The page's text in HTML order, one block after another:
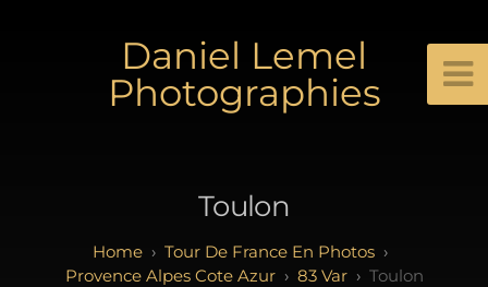
Daniel Lemel
Photographies
Toulon
Tour De France En Photos
Provence Alpes Cote Azur
83 Var Toulon